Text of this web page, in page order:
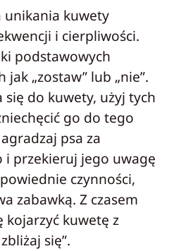
unikania kuwety
i cierpliwości.
podstawowych
„zostaw” lub „nie”.
się do kuwety, użyj tych
go do tego
psa za
i przekieruj jego uwagę
czynności,
zabawką. Z czasem
kojarzyć kuwetę z
się”.